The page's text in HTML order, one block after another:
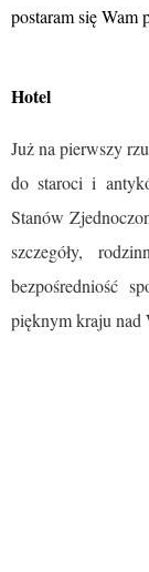
postaram się Wam
Hotel
Już na pierwszy
do staroci i
Stanów
szczegóły,
bezpośredniość
pięknym kraju nad